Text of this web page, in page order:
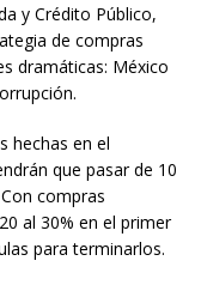
y Crédito Público,
de compras
dramáticas: México
hechas en el
que pasar de 10
compras
al 30% en el primer
para terminarlos.